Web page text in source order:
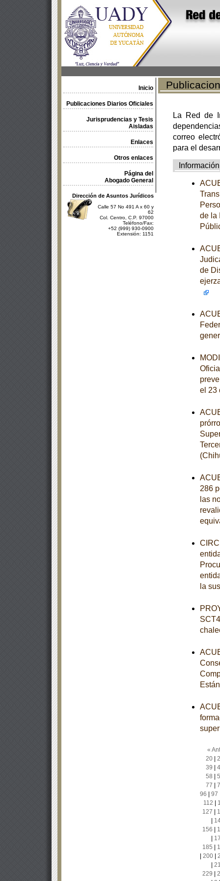
Inicio
Publicaciones Diarios Oficiales
Jurisprudencias y Tesis
Aisladas
Enlaces
Otros enlaces
Página del
Abogado General
Dirección de Asuntos Jurídicos
Calle 57 No 491 A x 60 y
62
Col. Centro, C.P. 97000
Teléfono/Fax:
+52 (999) 930-0900
Extensión: 1151
La Red de
correo
para el
Información
de la
de
el 23
286
las
la
«
20|
39
58
77
96
97
112
127
156
185
200|
229